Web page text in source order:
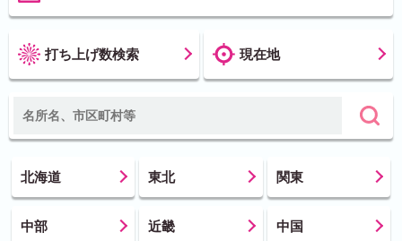
打ち上げ数検索 現在地
北海道 東北 関東
中部 近畿 中国